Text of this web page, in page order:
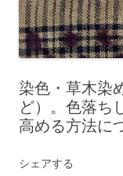
染色・草木染
ど）。色落ち
高める方法に
シェアする